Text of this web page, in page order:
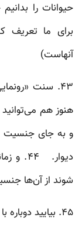
حیوانات را
برای ما تعریف
آنهاست)
۴۳. سنت
هنوز هم
و به جای جنسیت
شوند از آن‌ها
۴۵. بیایید